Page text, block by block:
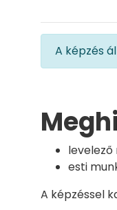
A képzés
levelező
esti
A képzéssel